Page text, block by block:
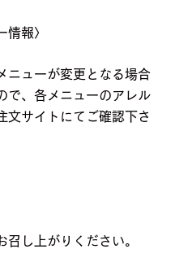
情報〉
ニューが変更となる場合
で、各メニューのアレル
文サイトにてご確認下さ
召し上がりください。